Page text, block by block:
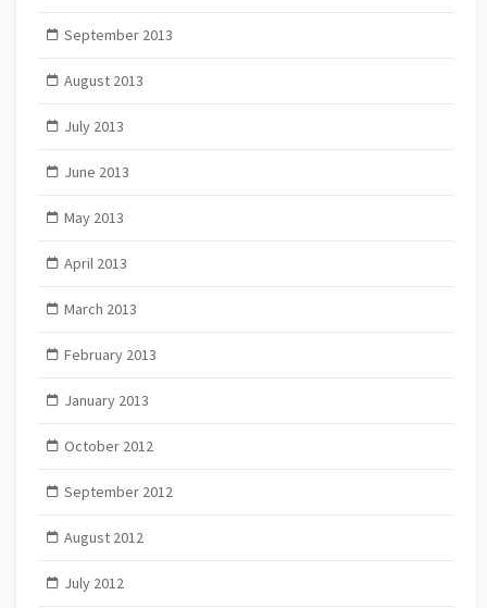
September 2013
August 2013
July 2013
June 2013
May 2013
April 2013
March 2013
February 2013
January 2013
October 2012
September 2012
August 2012
July 2012